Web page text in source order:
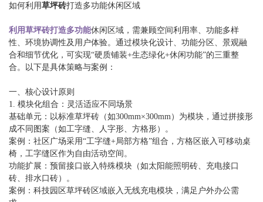
如何利用草坪砖打造多功能休闲区域
利 用草坪砖打造多功能休闲区域，需兼顾空间利用率、功能多样
性、环境协调性及用户体验。通过模块化设计、功能分区、景观融
合和细节优化，可实现“硬质铺装+生态绿化+休闲功能”的三重整
合。以下是具体策略与案例：
一、核心设计原则
1. 模块化组合：灵活适应不同场景
基础单元：以标准草坪砖（如300mm×300mm）为模块，通过拼接形
成不同图案（如工字缝、人字形、方格形）。
案例：社区广场采用“工字缝+局部方格”组合，方格区嵌入可移动桌
椅，工字缝区作为自由活动空间。
功能扩展：预留接口嵌入特殊模块（如太阳能照明砖、充电接口
砖、排水口砖）。
案例：科技园区草坪砖区域嵌入无线充电模块，满足户外办公需